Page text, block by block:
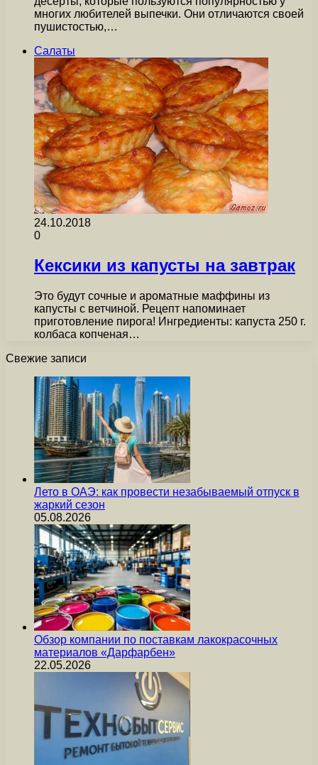
многих любителей выпечки. Они отличаются своей
пушистостью,…
Салаты
24.10.2018
0
Кексики из капусты на завтрак
Это будут сочные и ароматные маффины из
капусты с ветчиной. Рецепт напоминает
приготовление пирога! Ингредиенты: капуста 250 г.
колбаса копченая…
Свежие записи
Лето в ОАЭ: как провести незабываемый отпуск в
жаркий сезон
05.08.2026
Обзор компании по поставкам лакокрасочных
материалов «Дарфарбен»
22.05.2026